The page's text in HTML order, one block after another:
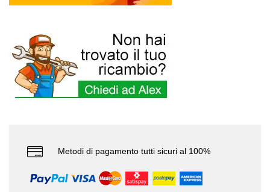
Metodi di pagamento tutti sicuri al 100%